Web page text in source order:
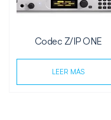
Codec Z/IP ONE
LEER MÁS